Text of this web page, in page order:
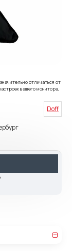
отличаться от
вашего монитора,
Doff